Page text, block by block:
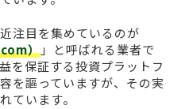
注目を集めているのが
）」と呼ばれる業者で
を保証する投資プラットフ
を謳っていますが、その実
ています。